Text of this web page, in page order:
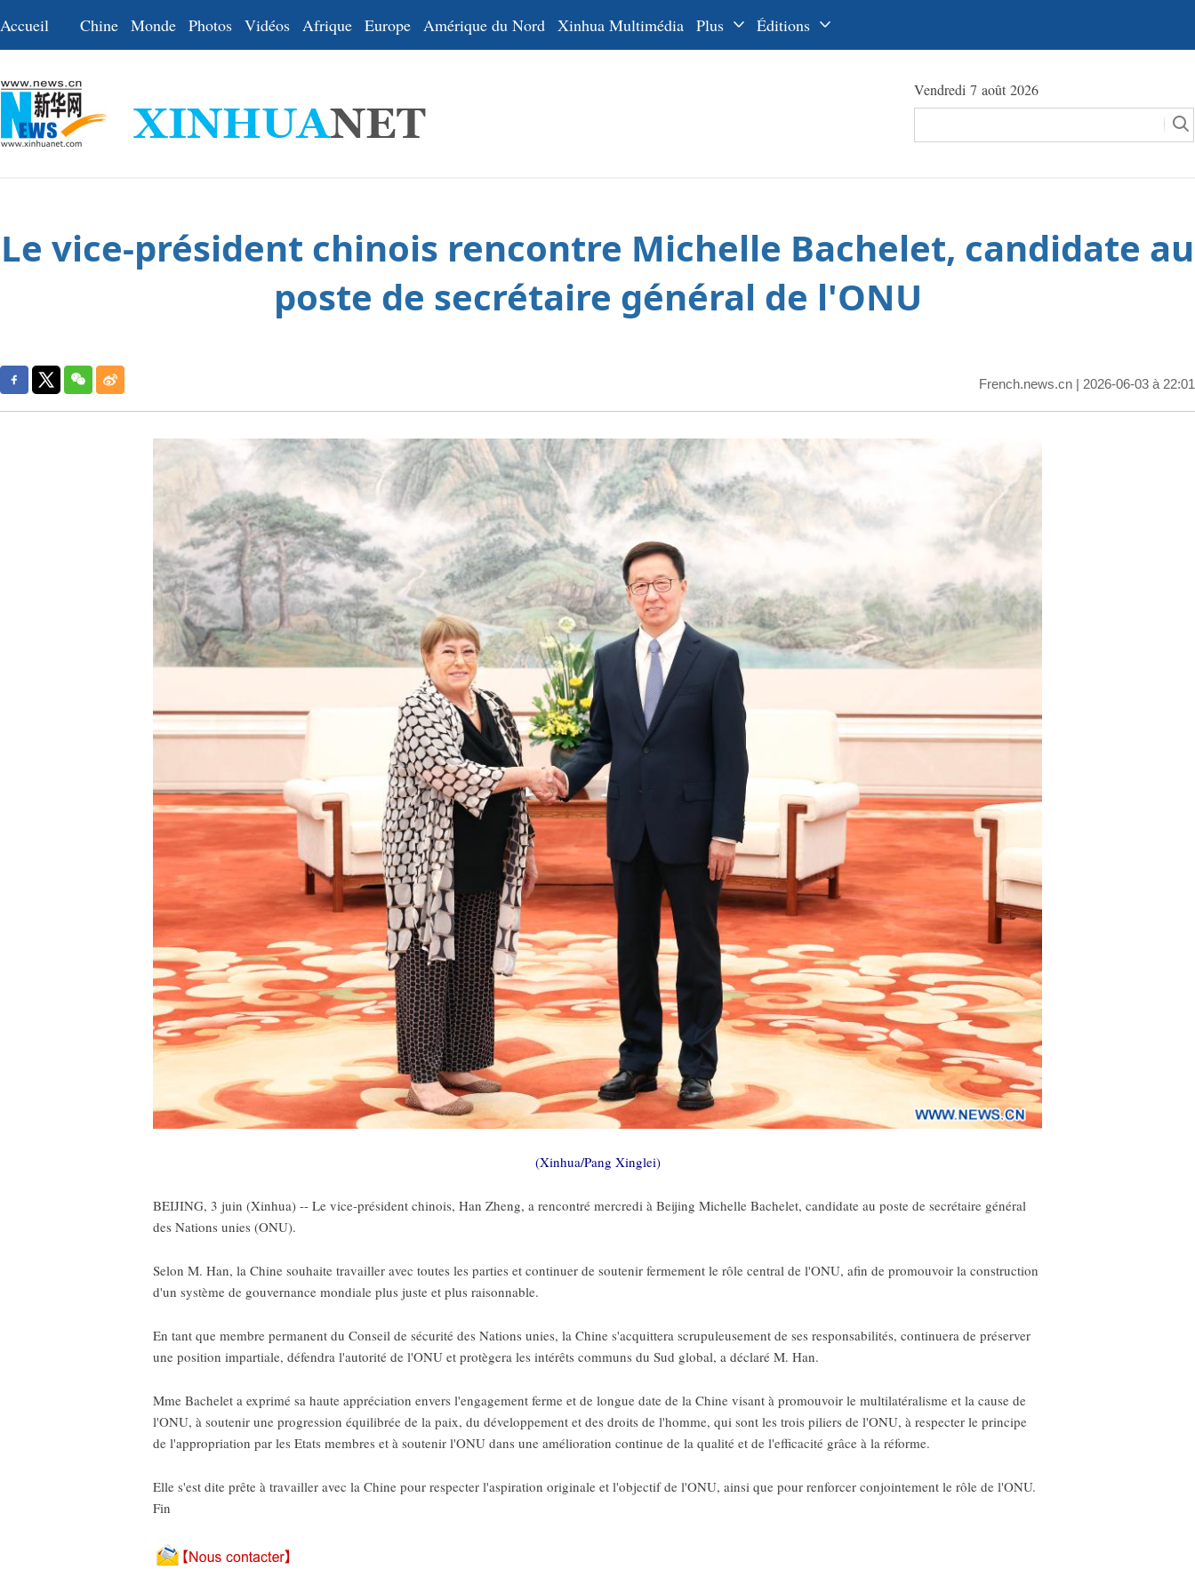
Accueil Chine Monde Photos Vidéos Afrique Europe Amérique du Nord Xinhua Multimédia Plus Éditions
عربي
日本語
Vendredi 7 août 2026
Le vice-président chinois rencontre Michelle Bachelet, candidate au
poste de secrétaire général de l'ONU
French.news.cn | 2026-06-03 à 22:01
(Xinhua/Pang Xinglei)
BEIJING, 3 juin (Xinhua) -- Le vice-président chinois, Han Zheng, a rencontré mercredi à Beijing Michelle Bachelet, candidate au poste de secrétaire général
des Nations unies (ONU).
Selon M. Han, la Chine souhaite travailler avec toutes les parties et continuer de soutenir fermement le rôle central de l'ONU, afin de promouvoir la construction
d'un système de gouvernance mondiale plus juste et plus raisonnable.
En tant que membre permanent du Conseil de sécurité des Nations unies, la Chine s'acquittera scrupuleusement de ses responsabilités, continuera de préserver
une position impartiale, défendra l'autorité de l'ONU et protègera les intérêts communs du Sud global, a déclaré M. Han.
Mme Bachelet a exprimé sa haute appréciation envers l'engagement ferme et de longue date de la Chine visant à promouvoir le multilatéralisme et la cause de
l'ONU, à soutenir une progression équilibrée de la paix, du développement et des droits de l'homme, qui sont les trois piliers de l'ONU, à respecter le principe
de l'appropriation par les Etats membres et à soutenir l'ONU dans une amélioration continue de la qualité et de l'efficacité grâce à la réforme.
Elle s'est dite prête à travailler avec la Chine pour respecter l'aspiration originale et l'objectif de l'ONU, ainsi que pour renforcer conjointement le rôle de l'ONU.
Fin